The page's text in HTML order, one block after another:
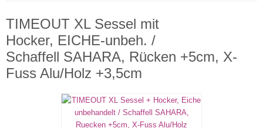
TIMEOUT XL Sessel mit
Hocker, EICHE-unbeh. /
Schaffell SAHARA, Rücken +5cm, X-
Fuss Alu/Holz +3,5cm